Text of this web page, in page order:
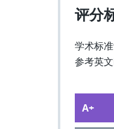
评分
学术标
参考英
A+